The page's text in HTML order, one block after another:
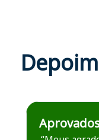
Estudante José